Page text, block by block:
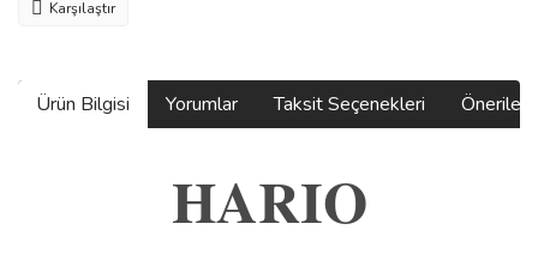
Karşılaştır
Ürün Bilgisi Yorumlar Taksit Seçenekleri
HARIO